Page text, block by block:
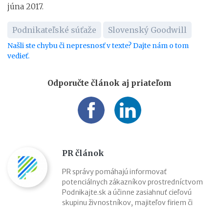
júna 2017.
Podnikateľské súťaže Slovenský Goodwill
Našli ste chybu či nepresnosť v texte? Dajte nám o tom
vedieť.
Odporučte článok aj priateľom
PR článok
PR správy pomáhajú informovať
potenciálnych zákazníkov prostredníctvom
Podnikajte.sk a účinne zasiahnuť cieľovú
skupinu živnostníkov, majiteľov firiem či